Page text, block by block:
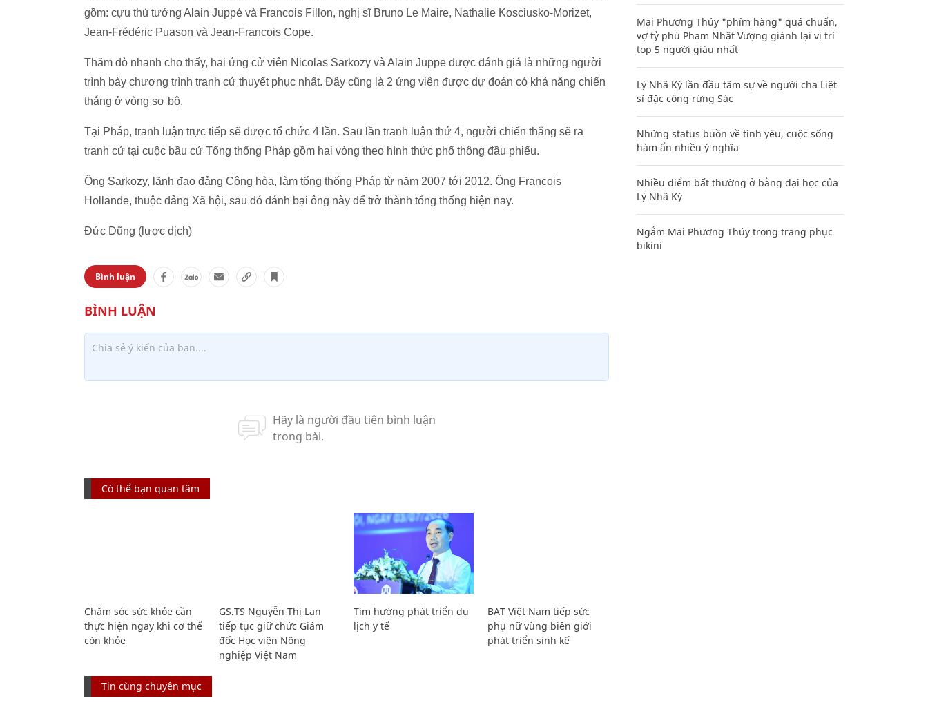
gồm: cựu thủ tướng Alain Juppé và Francois Fillon, nghị sĩ Bruno Le Maire, Nathalie Kosciusko-Morizet,
Jean-Frédéric Puason và Jean-Francois Cope.
Thăm dò nhanh cho thấy, hai ứng cử viên Nicolas Sarkozy và Alain Juppe được đánh giá là những người
trình bày chương trình tranh cử thuyết phục nhất. Đây cũng là 2 ứng viên được dự đoán có khả năng chiến
thắng ở vòng sơ bộ.
Tại Pháp, tranh luận trực tiếp sẽ được tổ chức 4 lần. Sau lần tranh luận thứ 4, người chiến thắng sẽ ra
tranh cử tại cuộc bầu cử Tổng thống Pháp gồm hai vòng theo hình thức phổ thông đầu phiếu.
Ông Sarkozy, lãnh đạo đảng Cộng hòa, làm tổng thống Pháp từ năm 2007 tới 2012. Ông Francois
Hollande, thuộc đảng Xã hội, sau đó đánh bại ông này để trở thành tổng thống hiện nay.
Đức Dũng (lược dịch)
Bình luận
Có thể bạn quan tâm
Chăm sóc sức khỏe cần
thực hiện ngay khi cơ thể
còn khỏe
GS.TS Nguyễn Thị Lan
tiếp tục giữ chức Giám
đốc Học viện Nông
nghiệp Việt Nam
Tìm hướng phát triển du
lịch y tế
BAT Việt Nam tiếp sức
phụ nữ vùng biên giới
phát triển sinh kế
Tin cùng chuyên mục
Mai Phương Thúy "phím hàng" quá chuẩn,
vợ tỷ phú Phạm Nhật Vượng giành lại vị trí
top 5 người giàu nhất
Lý Nhã Kỳ lần đầu tâm sự về người cha Liệt
sĩ đặc công rừng Sác
Những status buồn về tình yêu, cuộc sống
hàm ẩn nhiều ý nghĩa
Nhiều điểm bất thường ở bằng đại học của
Lý Nhã Kỳ
Ngắm Mai Phương Thúy trong trang phục
bikini